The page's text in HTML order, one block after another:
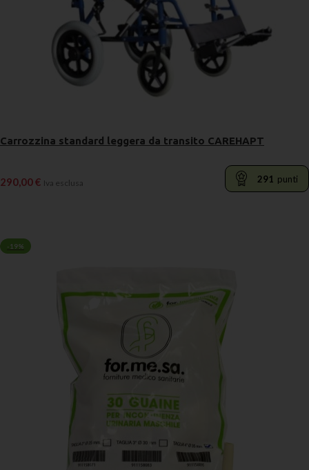
Carrozzina standard leggera da transito CAREHAPT
290,00€ Iva esclusa 291 punti
-19%